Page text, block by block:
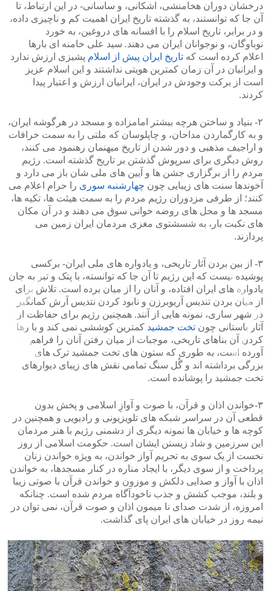
درخشان دوران هخامنشی، اشکانی، و ساسانی- در این ارتباط، تا
آن جا که توانستند، به گذشته تاریخ ایران اهمیت کم و ناچیزی داده،
و در برابر، تاریخ اسلام را با افسانه های دروغین، به خورد
نوباوگان، و نوجوانان ایران می دهند. سید علی خامنه ای بارها
اعلام کرده است که تاریخ ایران پیش از اسلام پشیزی ارزش ندارد
و ایرانیان در آن زمان کمترین هویتی نداشتند و این اسلام عزیز
است از برکت وجودش در ایران، ایرانیان ارزش و اعتبار پیدا
کردند.
۲- بنیاد و ساختن هرچه بیشتر امامزاده و مسجد در هرگوشه ایران،
و به کارگماردن مداحان، و چاپلوسان که ملتی را به سمت خرافات
و اراجیف مذهبی و دور شدن از تاریخ میهنمان رهنمود می کنند،
روش دیگری برای سرپوش گذشتن بر تاریخ گذشته است. رژیم
مردم را از برگزاری جشن ها و آیین های ملی شان باز می دارد و
آخوندها سنت های زیبایی چون چهارشنبه سوری را حرام اعلام می
کنند؛ از طرفی مزدوران رژیم مردم را به سمت هیئت ها، تکیه ها،
مسجد ها و محل های روضه خوانی سوق می دهند و در آن مکان
های نکبت بار، به شسشتوی مغزی مردمان ایران زمین می
پردازند.
۳- از بین بردن آثار تاریخی، و یادواره های ملی ایران- برکسی
پوشیده نیست که این رژیم تا آن جا که توانسته، با پتک و تبر به جان
یادواره های ایران افتاده، و آنان را از میان برده است. تلاش برای
از میان بردن تندیس آریوبرزن و نابود کردن نتدیس آرش کمانگیر
در شهر ساری، نمونه هایی از آنند. همچنین رژیم برای حفاظت از
آثار باستانی چون تخت جمشید کمترین کوششی نمی کند و با رها
کردن آن بناهای تاریخی، موجبات از میان رفتن آنان را فراهم
آورده است، به طوری که ستون های تخت جمشید ترک های
بزرگی برداشته اند و گُل سنگ تمامی نقش های زیبای دیوارهای
تخت جمشید را پوشانده است.
۳-خواندن اذان و قرآن، با صوت و آوازِ اسلامی و پخش بدون
قطعی آن در سراسر شبکه های تلویزیونی و رادیویی و همچنین در
کوچه ها و خیابان ها نمونه دیگری از دشمنی رژیم با هنر مردمان
این سرزمین و شاد زیستن ایشان است. حکومت اسلامی از روز
نخست از یک سوی به تحریم آواز خواندن، به ویژه خواندن زنان
پرداخت و از سوی دیگر، با ایجاد مناره در کنار مسجدها، به خواندن
اذان با آواز و صدایی دلکش و موزون و خواندن قرآن با صوتی زیبا
و بلند، موجب کشش و جذب ناخودآگاه مردم شده است. چنانکه
امروزه، از شدت صدای نا میمون اذان و صوت قرآن، نمی توان در
نیمه روز در خیابان های ایران پای گذاشت.